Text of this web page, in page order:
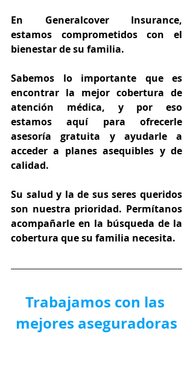
En Generalcover Insurance,
estamos comprometidos con el
bienestar de su familia.
Sabemos lo importante que es
encontrar la mejor cobertura de
atención médica, y por eso
estamos aquí para ofrecerle
asesoría gratuita y ayudarle a
acceder a planes asequibles y de
calidad.
Su salud y la de sus seres queridos
son nuestra prioridad. Permítanos
acompañarle en la búsqueda de la
cobertura que su familia necesita.
Trabajamos con las
mejores aseguradoras